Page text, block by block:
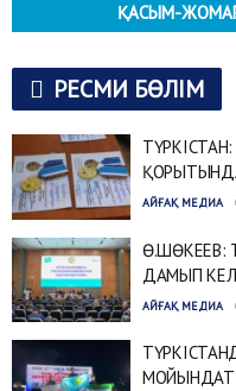
ҚАСЫМ-
РЕСМИ БӨЛІМ
АЙҒАҚ МЕДИА
Ө.ШӨКЕЕВ:
ДАМЫП
АЙҒАҚ МЕДИА